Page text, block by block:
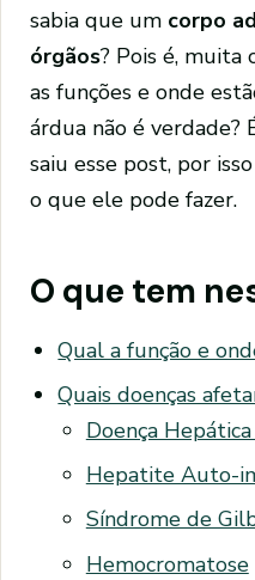
sabia que um corpo
órgãos? Pois é, muita
as funções e onde
árdua não é verdade?
saiu esse post, por
o que ele pode fazer.
O que tem
Qual a função e
Quais doenças
Doença
Hepatite Auto-
Síndrome de
Hemocromatose